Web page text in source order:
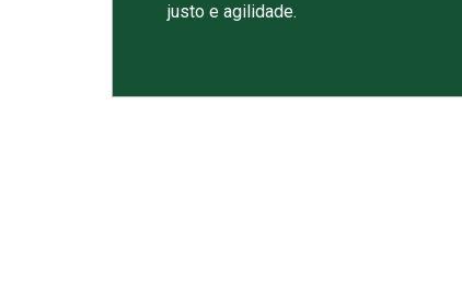
justo e agilidade.